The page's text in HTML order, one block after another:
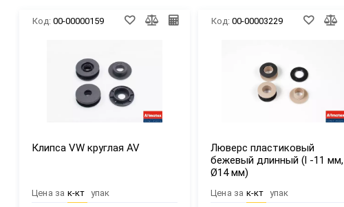
Код: 00-00000159
Клипса VW круглая AV
Цена за к-кт упак
Код: 00-00003229
Люверс пластиковый
бежевый длинный (l -11 мм,
Ø14 мм)
Цена за к-кт упак